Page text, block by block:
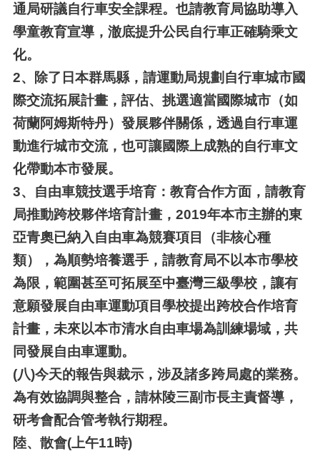
通局研議自行車安全課程。也請教育局協助導入
學童教育宣導，澈底提升公民自行車正確騎乘文
化。
2、
除了日本群馬縣，請運動局規劃自行車城市國
際交流拓展計畫，評估、挑選適當國際城市（如
荷蘭阿姆斯特丹）發展夥伴關係，透過自行車運
動進行城市交流，也可讓國際上成熟的自行車文
化帶動本市發展。
3、 自由車競技選手培育：教育合作方面，請教育
局推動跨校夥伴培育計畫，2019年本市主辦的東
亞青奧已納入自由車為競賽項目（非核心種
類），為順勢培養選手，請教育局不以本市學校
為限，範圍甚至可拓展至中臺灣三級學校，讓有
意願發展自由車運動項目學校提出跨校合作培育
計畫，未來以本市清水自由車場為訓練場域，共
同發展自由車運動。
(八)今天的報告與裁示，涉及諸多跨局處的業務。
為有效協調與整合，請林陵三副市長主責督導，
研考會配合管考執行期程。
陸、散會(上午11時)